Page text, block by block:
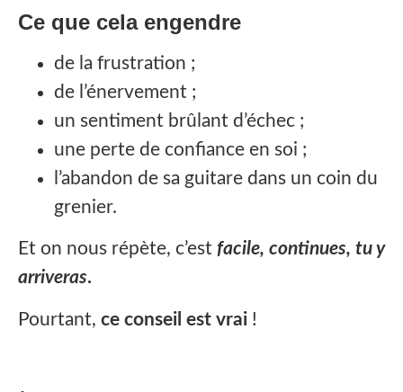
Ce que cela engendre
de la frustration ;
de l’énervement ;
un sentiment brûlant d’échec ;
une perte de confiance en soi ;
l’abandon de sa guitare dans un coin du
grenier.
Et on nous répète, c’est facile, continues, tu y
arriveras.
Pourtant, ce conseil est vrai !